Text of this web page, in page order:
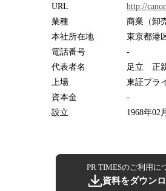
URL
http://
業種
商業（卸
本社所在地
東京都港
電話番号
-
代表者名
足立 正
上場
東証プラ
資本金
-
設立
1968年02
PR TIMESのご利用に
資料をダウン